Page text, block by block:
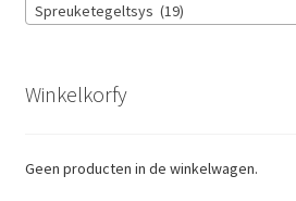
Spreuketegeltsys (19)
Winkelkorfy
Geen producten in de winkelwagen.